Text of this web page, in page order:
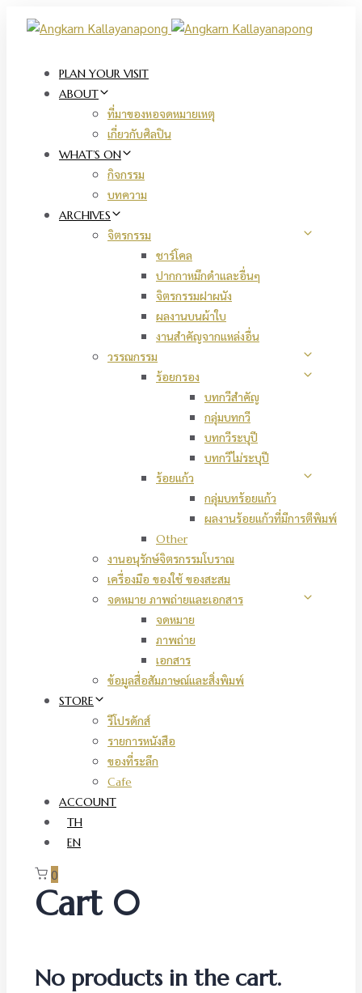
Skip
links
Skip
navigationPLAN YOUR VISIT
ABOUT
ที่มาของหอจดหมายเหตุ
เกี่ยวกับศิลปิน
WHAT’S ON
กิจกรรม
บทความ
ARCHIVES
จิตรกรรม
ชาร์โคล
ปากกาหมึกดำและอื่นๆ
จิตรกรรมฝาผนัง
ผลงานบนผ้าใบ
งานสำคัญจากแหล่งอื่น
วรรณกรรม
ร้อยกรอง
บทกวีสำคัญ
กลุ่มบทกวี
บทกวีระบุปี
บทกวีไม่ระบุปี
ร้อยแก้ว
กลุ่มบทร้อยแก้ว
ผลงานร้อยแก้วที่มีการตีพิมพ์
Other
งานอนุรักษ์จิตรกรรมโบราณ
เครื่องมือ ของใช้ ของสะสม
จดหมาย ภาพถ่ายและเอกสาร
จดหมาย
ภาพถ่าย
เอกสาร
ข้อมูลสื่อสัมภาษณ์และสิ่งพิมพ์
STORE
รีโปรดักส์
รายการหนังสือ
ของที่ระลึก
Cafe
ACCOUNT
TH
EN
0
Cart 0
No products in the cart.